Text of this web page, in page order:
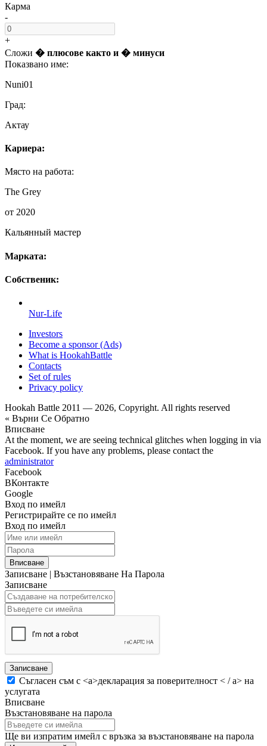
Карма
-
+
Сложи � плюсове както и � минуси
Показвано име:
Nuni01
Град:
Актау
Кариера:
Място на работа:
The Grey
от 2020
Кальянный мастер
Марката:
Собственик:
Nur-Life
Investors
Become a sponsor (Ads)
What is HookahBattle
Contacts
Set of rules
Privacy policy
Hookah Battle 2011 — 2026, Copyright. All rights reserved
« Върни Се Обратно
Вписване
At the moment, we are seeing technical glitches when logging in via
Facebook. If you have any problems, please contact the
administrator
Facebook
ВКонтакте
Google
Вход по имейл
Регистрирайте се по имейл
Вход по имейл
Вписване
Записване | Възстановяване На Парола
Записване
Записване
Съгласен съм с <а>декларация за поверителност < / а> на
услугата
Вписване
Възстановяване на парола
Ще ви изпратим имейл с връзка за възстановяване на парола